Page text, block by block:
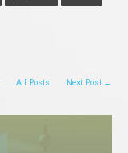
All Posts Next Post →